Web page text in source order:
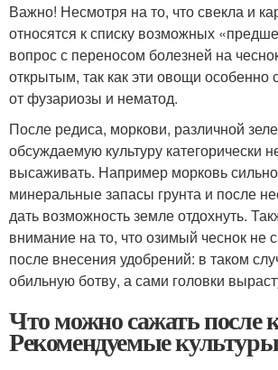
Важно! Несмотря на то, что свекла и
относятся к списку возможных
вопрос с переносом болезней на
открытым, так как эти овощи особенно
от фузариозы и нематод.
После редиса, моркови, различной
обсуждаемую культуру категорически
высаживать. Например морковь
минеральные запасы грунта и после
дать возможность земле отдохнуть.
внимание на то, что озимый чеснок не
после внесения удобрений: в таком
обильную ботву, а сами головки
Что можно сажать после
Рекомендуемые культуры